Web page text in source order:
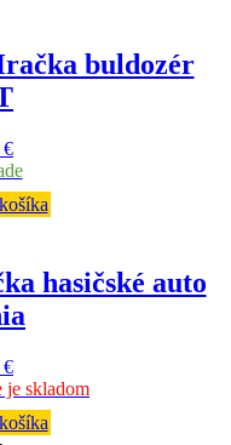
buldozér
€
hasičské auto
€
je skladom